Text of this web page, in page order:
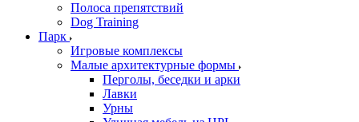
Полоса препятствий
Dog Training
Парк
Игровые комплексы
Малые архитектурные формы
Перголы, беседки и арки
Лавки
Урны